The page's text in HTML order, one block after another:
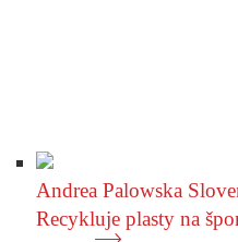
Andrea Palowska
Recykluje plasty na